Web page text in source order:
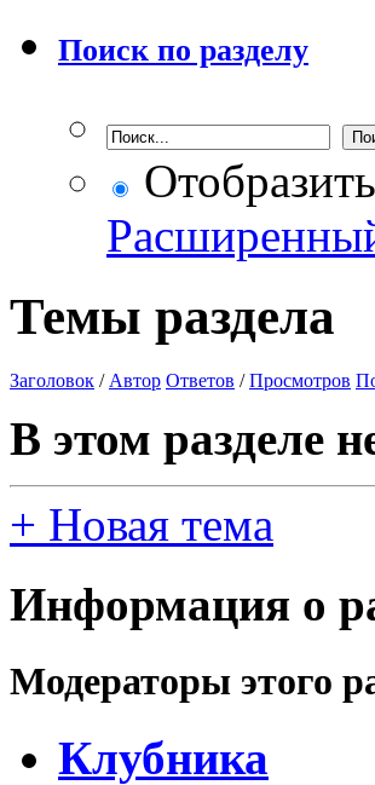
Поиск по разделу
Темы раздела
Заголовок / Автор Ответов /Просмотров
В этом разделе
+ Новая тема
Информация о
Модераторы этого
Клубника